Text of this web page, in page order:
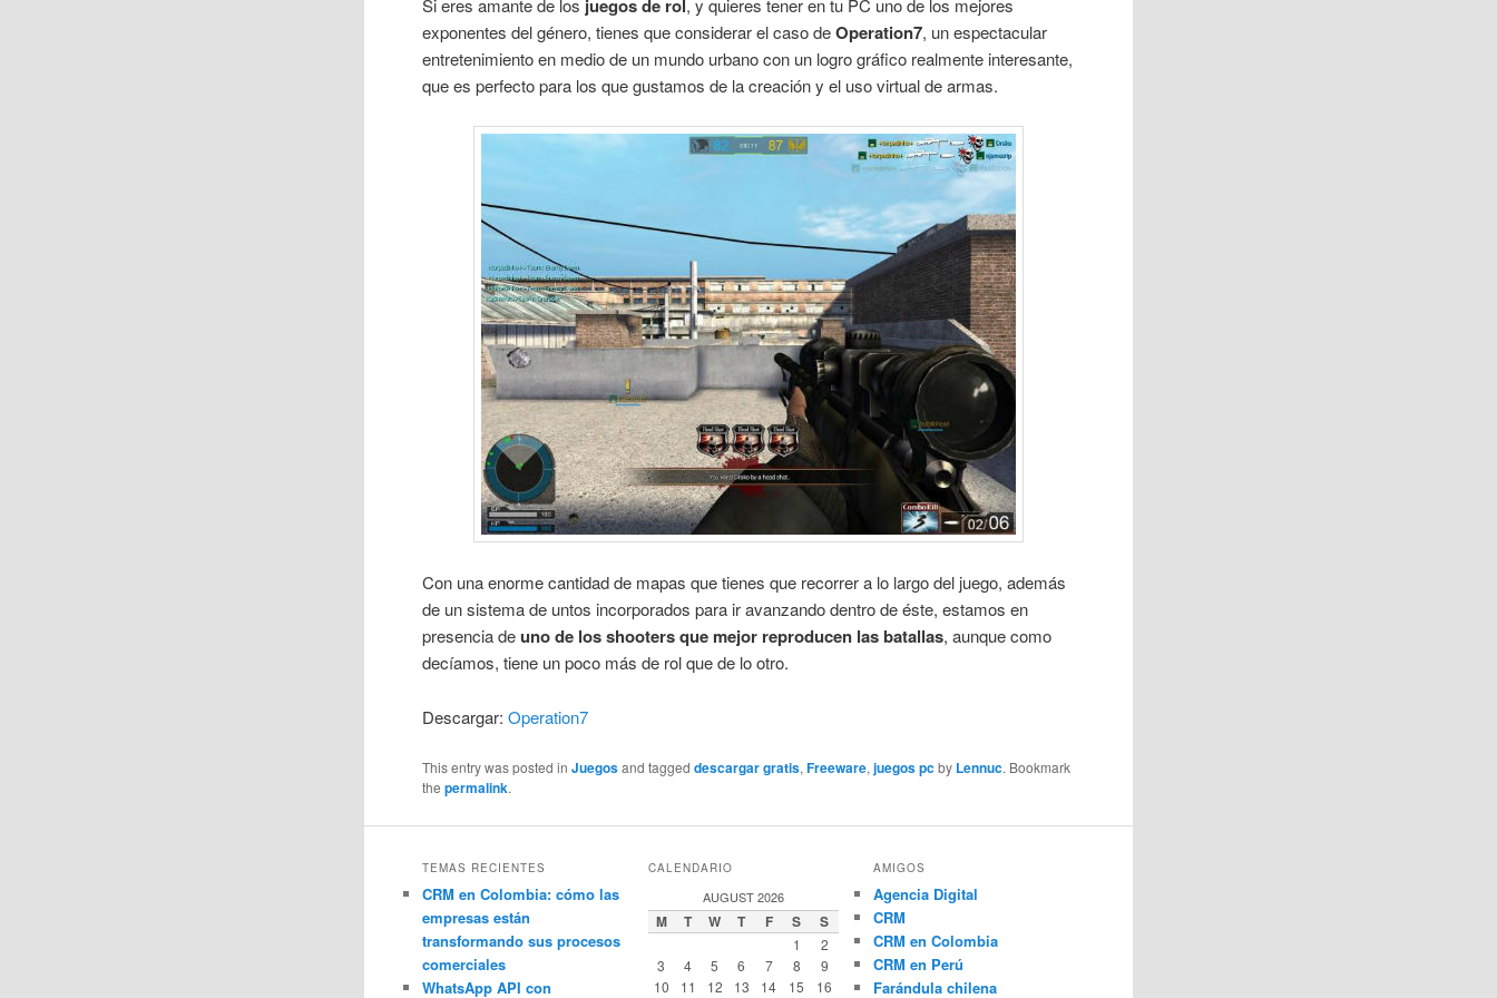
Si eres amante de los juegos de rol, y quieres tener en tu PC uno de los mejores
exponentes del género, tienes que considerar el caso deOperation7, un espectacular
entretenimiento en medio de un mundo urbano con un logro gráfico realmente interesante,
que es perfecto para los que gustamos de la creación y el uso virtual de armas.
Con una enorme cantidad de mapas que tienes que recorrer a lo largo del juego, además
de un sistema de untos incorporados para ir avanzando dentro de éste, estamos en
presencia deuno de los shooters que mejor reproducen las batallas, aunque como
decíamos, tiene un poco más de rol que de lo otro.
Descargar:Operation7
This entry was posted inJuegosand taggeddescargar gratis,Freeware,juegos pcby Lennuc. Bookmark
thepermalink.
TEMAS RECIENTES
CRM en Colombia: cómo las
empresas están
transformando sus procesos
comerciales
WhatsApp API con
CALENDARIO
AUGUST 2026
M T W T F S S
1
2
3
4 5 6 7 8
9
10
11 12 13 14 15
16
AMIGOS
Agencia Digital
CRM
CRM en Colombia
CRM en Perú
Farándula chilena